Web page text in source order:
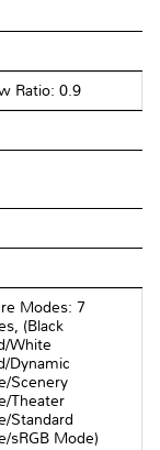
Ratio: 0.9
Modes: 7
(Black
White
Dynamic
Scenery
Theater
Standard
sRGB Mode)